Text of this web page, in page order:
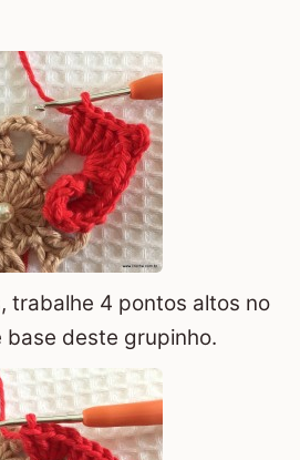
trabalhe 4 pontos altos no
base deste grupinho.